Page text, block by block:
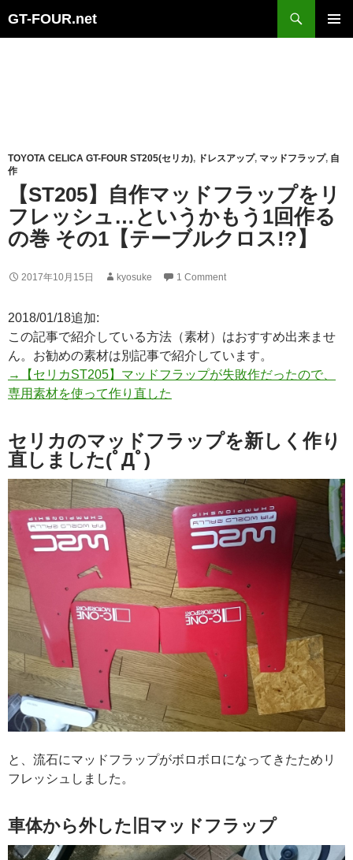
GT-FOUR.net
TOYOTA CELICA GT-FOUR ST205(セリカ), ドレスアップ, マッドフラップ, 自
作
【ST205】自作マッドフラップをリ
フレッシュ…というかもう1回作る
の巻 その1【テーブルクロス!?】
2017年10月15日 kyosuke 1 Comment
2018/01/18追加:
この記事で紹介している方法（素材）はおすすめ出来ませ
ん。お勧めの素材は別記事で紹介しています。
→【セリカST205】マッドフラップが失敗作だったので、
専用素材を使って作り直した
セリカのマッドフラップを新しく作り
直しました(ﾟДﾟ)
と、流石にマッドフラップがボロボロになってきたためリ
フレッシュしました。
車体から外した旧マッドフラップ